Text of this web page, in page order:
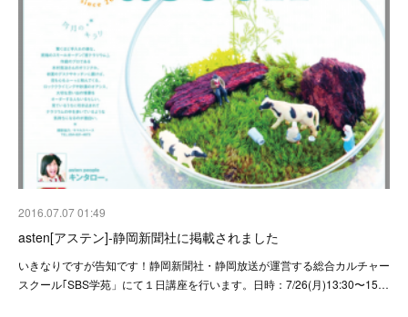
2016.07.07 01:49
asten[アステン]-静岡新聞社に掲載されました
いきなりですが告知です！静岡新聞社・静岡放送が運営する総合カルチャー
スクール｢SBS学苑」にて１日講座を行います。日時：7/26(月)13:30〜15…